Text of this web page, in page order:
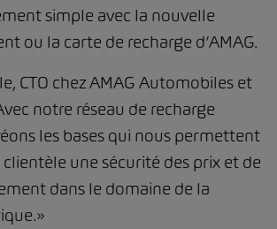
simple avec la nouvelle
ou la carte de recharge d’AMAG.
CTO chez AMAG Automobiles et
notre réseau de recharge
les bases qui nous permettent
une sécurité des prix et de
dans le domaine de la